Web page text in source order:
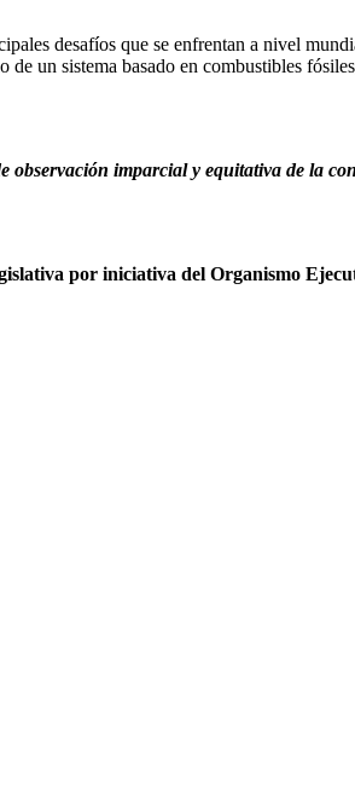
desafíos que se enfrentan a nivel
de un sistema basado en combustibles
imparcial y equitativa de la
por iniciativa del Organismo